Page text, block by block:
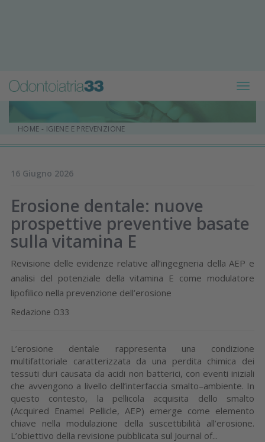
HOME - IGIENE E PREVENZIONE
16 Giugno 2026
Erosione dentale: nuove
prospettive preventive basate
sulla vitamina E
Revisione delle evidenze relative all’ingegneria della AEP e
analisi del potenziale della vitamina E come modulatore
lipofilico nella prevenzione dell’erosione
Redazione O33
L’erosione dentale rappresenta una condizione
multifattoriale caratterizzata da una perdita chimica dei
tessuti duri causata da acidi non batterici, con eventi iniziali
che avvengono a livello dell’interfaccia smalto–ambiente. In
questo contesto, la pellicola acquisita dello smalto
(Acquired Enamel Pellicle, AEP) emerge come elemento
chiave nella modulazione della suscettibilità all’erosione.
L’obiettivo della revisione pubblicata sul Journal of...